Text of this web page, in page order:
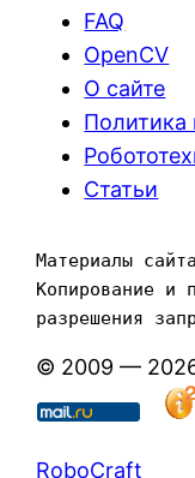
FAQ
OpenCV
О сайте
Политика
Статьи
Материалы
Копирование и
разрешения
© 2009 —
RoboCraft